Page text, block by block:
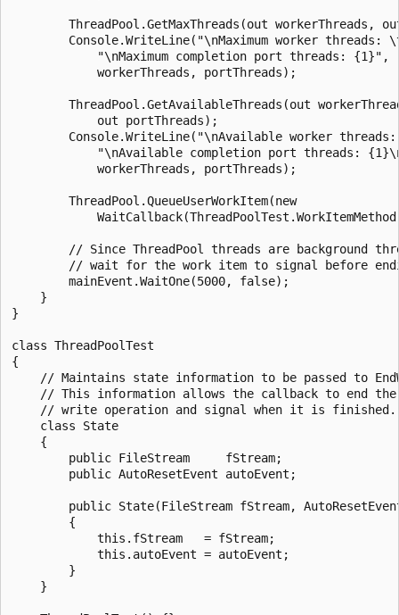
ThreadPool.GetMaxThreads(out workerThreads,
Console.WriteLine("\nMaximum worker threads:
            "\nMaximum completion port threads: {1}",
            workerThreads, portThreads);
ThreadPool.GetAvailableThreads(out
            out portThreads);
Console.WriteLine("\nAvailable worker
"\nAvailable completion port threads:
            workerThreads, portThreads);
        ThreadPool.QueueUserWorkItem(new
// Since ThreadPool threads are background
// wait for the work item to signal before
        mainEvent.WaitOne(5000, false);
    }
}
class ThreadPoolTest
{
// Maintains state information to be passed to
// This information allows the callback to end
    // write operation and signal when it is finished.
    class State
    {
        public FileStream     fStream;
        public AutoResetEvent autoEvent;
public State(FileStream fStream,
        {
            this.fStream   = fStream;
            this.autoEvent = autoEvent;
        }
    }